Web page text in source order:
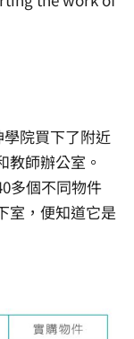
院買下了附近
教師辦公室。
多個不同物件
室，便知道它是